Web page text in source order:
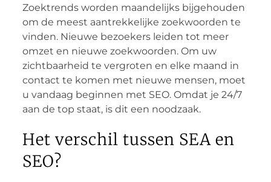
Zoektrends worden maandelijks bijgehouden
om de meest aantrekkelijke zoekwoorden te
vinden. Nieuwe bezoekers leiden tot meer
omzet en nieuwe zoekwoorden. Om uw
zichtbaarheid te vergroten en elke maand in
contact te komen met nieuwe mensen, moet
u vandaag beginnen met SEO. Omdat je 24/7
aan de top staat, is dit een noodzaak.
Het verschil tussen SEA en
SEO?